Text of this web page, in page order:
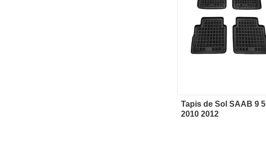
Aperçu rapide
Tapis de Sol SAAB 9 5
2010 2012